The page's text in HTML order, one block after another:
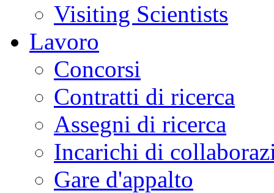
Visiting Scientists
Lavoro
Concorsi
Contratti di ricerca
Assegni di ricerca
Incarichi di
Gare d'appalto